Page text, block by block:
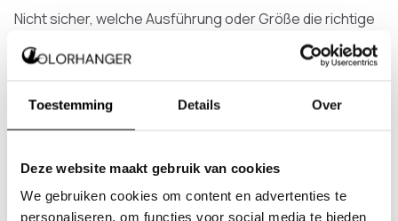
Toestemming Details Over
Deze website maakt gebruik van cookies
We gebruiken cookies om content en advertenties te
personaliseren, om functies voor social media te bieden
Nicht sicher, welche Ausführung oder Größe die richtige
Firmendaten
Colorhanger B.V.
4927 PC Hooge Zwaluwe